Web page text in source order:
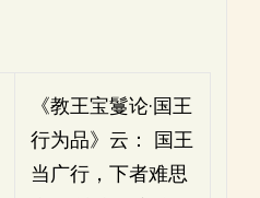
《教王宝鬘论·国王
行为品》云： 国王
当广行，下者难思